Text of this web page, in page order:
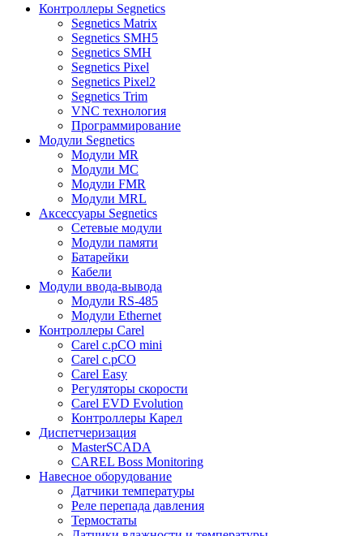
Контроллеры Segnetics
Segnetics Matrix
Segnetics SMH5
Segnetics SMH
Segnetics Pixel
Segnetics Pixel2
Segnetics Trim
VNC технология
Программирование
Модули Segnetics
Модули MR
Модули MC
Модули FMR
Модули MRL
Аксессуары Segnetics
Сетевые модули
Модули памяти
Батарейки
Кабели
Модули ввода-вывода
Модули RS-485
Модули Ethernet
Контроллеры Carel
Carel c.pCO mini
Carel c.pCO
Carel Easy
Регуляторы скорости
Carel EVD Evolution
Контроллеры Карел
Диспетчеризация
MasterSCADA
CAREL Boss Monitoring
Навесное оборудование
Датчики температуры
Реле перепада давления
Термостаты